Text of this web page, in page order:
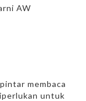
AW
membaca
untuk